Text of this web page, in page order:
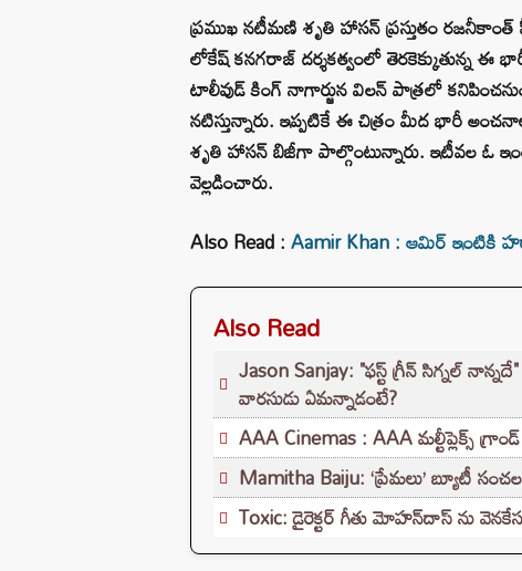
ప్రముఖ నటీమణి శృతి హాసన్ ప్రస్తుతం రజనీకాంత్
లోకేష్ కనగరాజ్ దర్శకత్వంలో తెరకెక్కుతున్న
టాలీవుడ్ కింగ్ నాగార్జున విలన్ పాత్రలో
నటిస్తున్నారు. ఇప్పటికే ఈ చిత్రం మీద భారీ
శృతి హాసన్ బిజీగా పాల్గొంటున్నారు. ఇటీవల ఓ
వెల్లడించారు.
Also Read :Aamir Khan : ఆమిర్ ఇంటికి
Also Read
Jason Sanjay: "ఫస్ట్ గ్రీన్ సిగ్నల్
వారసుడు ఏమన్నాడంటే?
AAA Cinemas : AAA మల్టీప్లెక్స్
Mamitha Baiju: ‘ప్రేమలు’ బ్యూటీ
Toxic: డైరెక్టర్ గీతు మోహన్‌దాస్ ను